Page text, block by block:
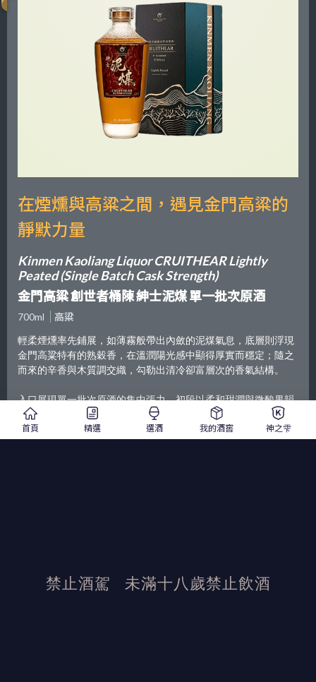
在煙燻與高粱之間，遇見金門高粱的
靜默力量
Kinmen Kaoliang Liquor CRUITHEAR Lightly
Peated (Single Batch Cask Strength)
金門高粱 創世者桶陳 紳士泥煤 單一批次原酒
700ml
高粱
輕柔煙燻率先鋪展，如薄霧般帶出內斂的泥煤氣息，底層則浮現
金門高粱特有的熟穀香，在溫潤陽光感中顯得厚實而穩定；隨之
而來的辛香與木質調交織，勾勒出清冷卻富層次的香氣結構。
入口展現單一批次原酒的集中張力，初段以柔和甜潤與微酸果韻
開展，隨即被煙燻與土壤氣息包覆，使高粱的剛勁骨架與桶陳圓
潤感達到平衡。尾韻煙燻緩緩延伸，與熟穀香交疊成乾淨持久的
首頁 精選 選酒 我的酒窖 神之雫
禁止酒駕 未滿十八歲禁止飲酒